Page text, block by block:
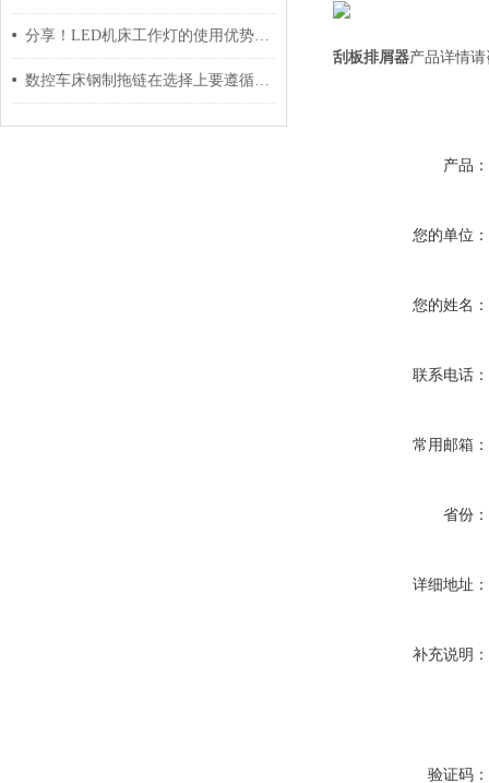
分享！LED机床工作灯的使用优势和安装方法
数控车床钢制拖链在选择上要遵循以下原则
刮板排屑器产品详情
产品：
您的单位：
您的姓名：
联系电话：
常用邮箱：
省份：
详细地址：
补充说明：
验证码：